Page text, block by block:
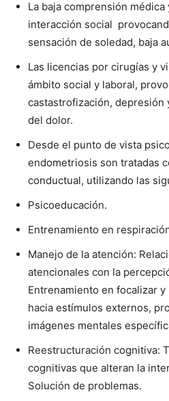
La baja comprensión médica
interacción social
sensación de soledad, baja
Las licencias por cirugías y
ámbito social y laboral,
castastrofización,
del dolor.
Desde el punto de vista
endometriosis son tratadas
conductual, utilizando las
Psicoeducación.
Entrenamiento en
Manejo de la atención:
atencionales con la
Entrenamiento en focalizar
hacia estímulos externos,
imágenes mentales
Reestructuración cognitiva:
cognitivas que alteran la
Solución de problemas.